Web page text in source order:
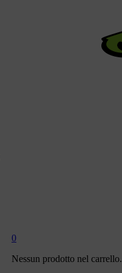
0
Nessun prodotto nel carrello.